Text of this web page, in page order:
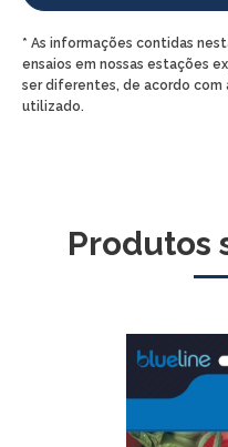
* As informações contidas
ensaios em nossas estações
ser diferentes, de acordo com
utilizado.
Produtos